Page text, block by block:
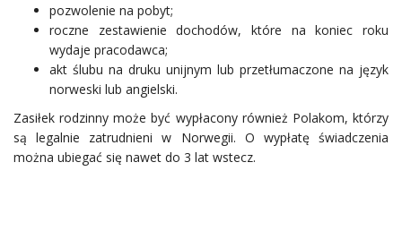
pozwolenie na pobyt;
roczne zestawienie dochodów, które na koniec roku
wydaje pracodawca;
akt ślubu na druku unijnym lub przetłumaczone na język
norweski lub angielski.
Zasiłek rodzinny może być wypłacony również Polakom, którzy
są legalnie zatrudnieni w Norwegii. O wypłatę świadczenia
można ubiegać się nawet do 3 lat wstecz.